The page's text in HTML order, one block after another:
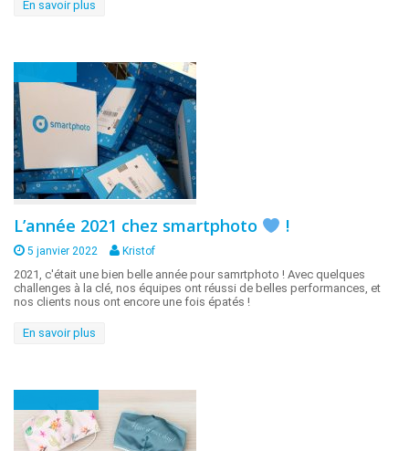
En savoir plus
L’année 2021 chez smartphoto !
5 janvier 2022 Kristof
2021, c'était une bien belle année pour samrtphoto ! Avec quelques
challenges à la clé, nos équipes ont réussi de belles performances, et
nos clients nous ont encore une fois épatés !
En savoir plus